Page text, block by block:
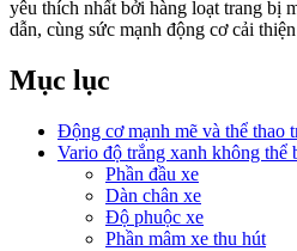
yêu thích nhất bởi hàng loạt trang bị
dẫn, cùng sức mạnh động cơ cải
Mục lục
Động cơ mạnh mẽ và thể thao
Vario độ trắng xanh không thể
Phần đầu xe
Dàn chân xe
Độ phuộc xe
Phần mâm xe thu hút